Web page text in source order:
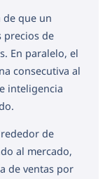
de que un
precios de
En paralelo, el
consecutiva al
inteligencia
de
al mercado,
de ventas por